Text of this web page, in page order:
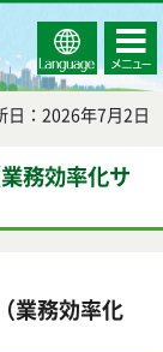
Select
Language
コンテ
ンツメ
ニュー
日：2026年7月2日
務効率化サ
業務効率化